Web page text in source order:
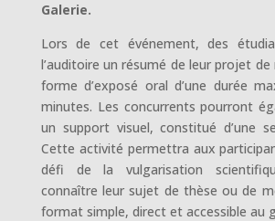
Galerie.
Lors de cet événement, des
l’auditoire un résumé de leur projet de
forme d’exposé oral d’une durée
minutes. Les concurrents pourront
un support visuel, constitué d’une
Cette activité permettra aux
défi de la vulgarisation
connaître leur sujet de thèse ou de
format simple, direct et accessible au